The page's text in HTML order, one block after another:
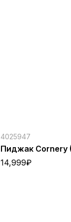
4025947
Пиджак Cornery
14,999₽